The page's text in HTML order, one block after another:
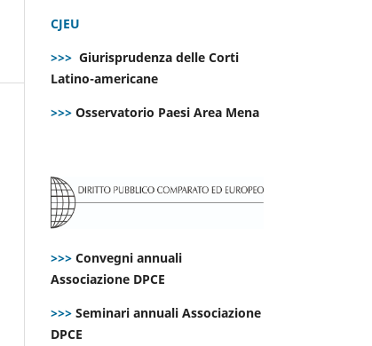
CJEU
>>> Giurisprudenza delle Corti
Latino-americane
>>> Osservatorio Paesi Area Mena
>>> Convegni annuali
Associazione DPCE
>>> Seminari annuali Associazione
DPCE